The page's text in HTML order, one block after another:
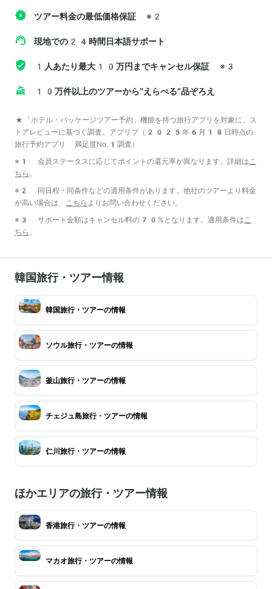
ツアー料金の最低価格保証 ※2
現地での24時間日本語サポート
1人あたり最大10万円までキャンセル保証 ※3
10万件以上のツアーから“えらべる”品ぞろえ
*「ホテル・パッケージツアー予約」機能を持つ旅行アプリを対象に、ス
トアレビューに基づく調査。アプリブ（2025年6月18日時点の
旅行予約アプリ 満足度No.1調査）
※1 会員ステータスに応じてポイントの還元率が異なります。詳細は こ
ちら 。
※2 同日程・同条件などの適用条件があります。他社のツアーより料金
が高い場合は、
こちら よりお問い合わせください。
※3 サポート金額はキャンセル料の70%となります。適用条件は こ
ちら 。
韓国旅行・ツアー情報
韓国旅行・ツアーの情報
ソウル旅行・ツアーの情報
釜山旅行・ツアーの情報
チェジュ島旅行・ツアーの情報
仁川旅行・ツアーの情報
ほかエリアの旅行・ツアー情報
香港旅行・ツアーの情報
マカオ旅行・ツアーの情報